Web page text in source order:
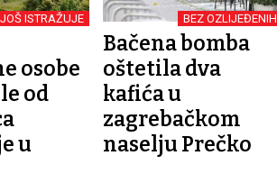
ISTRAŽUJE
osobe
od
u
BEZ OZLIJEĐENIH
Bačena bomba
oštetila dva
kafića u
zagrebačkom
naselju Prečko